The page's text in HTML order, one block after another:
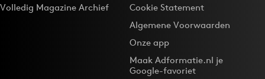
Volledig Magazine Archief
Cookie Statement
Algemene Voorwaarden
Onze app
Maak Adformatie.nl je
Google-favoriet